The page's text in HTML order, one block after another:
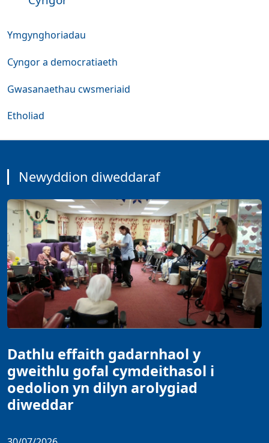
Ymgynghoriadau
Cyngor a democratiaeth
Gwasanaethau cwsmeriaid
Etholiad
Newyddion diweddaraf
Dathlu effaith gadarnhaol y
gweithlu gofal cymdeithasol i
oedolion yn dilyn arolygiad
diweddar